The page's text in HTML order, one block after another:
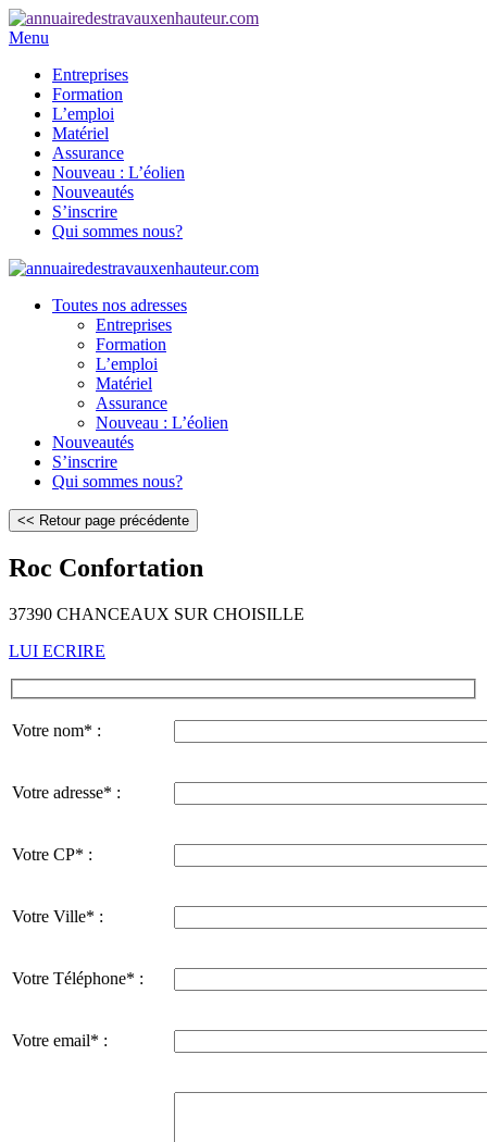
Menu
Entreprises
Formation
L’emploi
Matériel
Assurance
Nouveau : L’éolien
Nouveautés
S’inscrire
Qui sommes nous?
Toutes nos adresses
Entreprises
Formation
L’emploi
Matériel
Assurance
Nouveau : L’éolien
Nouveautés
S’inscrire
Qui sommes nous?
Roc Confortation
37390 CHANCEAUX SUR CHOISILLE
LUI ECRIRE
Votre nom* :
Votre adresse* :
Votre CP* :
Votre Ville* :
Votre Téléphone* :
Votre email* :